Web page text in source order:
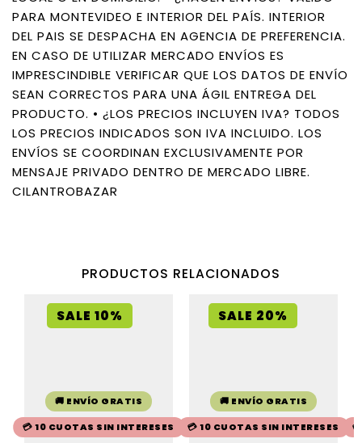
PARA MONTEVIDEO E INTERIOR DEL PAÍS. INTERIOR
DEL PAIS SE DESPACHA EN AGENCIA DE PREFERENCIA.
EN CASO DE UTILIZAR MERCADO ENVÍOS ES
IMPRESCINDIBLE VERIFICAR QUE LOS DATOS DE ENVÍO
SEAN CORRECTOS PARA UNA ÁGIL ENTREGA DEL
PRODUCTO. • ¿LOS PRECIOS INCLUYEN IVA? TODOS
LOS PRECIOS INDICADOS SON IVA INCLUIDO. LOS
ENVÍOS SE COORDINAN EXCLUSIVAMENTE POR
MENSAJE PRIVADO DENTRO DE MERCADO LIBRE.
CILANTROBAZAR
PRODUCTOS RELACIONADOS
SALE 10%
🚚 ENVÍO GRATIS
💳 10 CUOTAS SIN INTERESES
SALE 20%
🚚 ENVÍO GRATIS
💳 10 CUOTAS SIN INTERESES